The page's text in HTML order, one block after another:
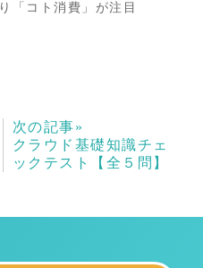
り「コト消費」が注目
次の記事»
クラウド基礎知識チェ
ックテスト【全５問】